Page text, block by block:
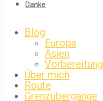
Danke
Blog
Europa
Asien
Vorbereitung
Über mich
Route
Grenzübergänge